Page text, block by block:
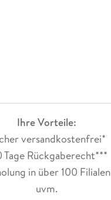
Ihre Vorteile:
versandkostenfrei*
Tage Rückgaberecht***
in über 100 Filialen
uvm.